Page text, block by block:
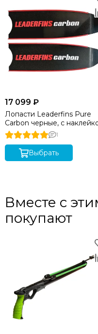
17 099 ₽
Лопасти Leaderfins Pure
Carbon черные, с
70 см 33°, красный борт
1
Выбрать
Вместе с
покупают